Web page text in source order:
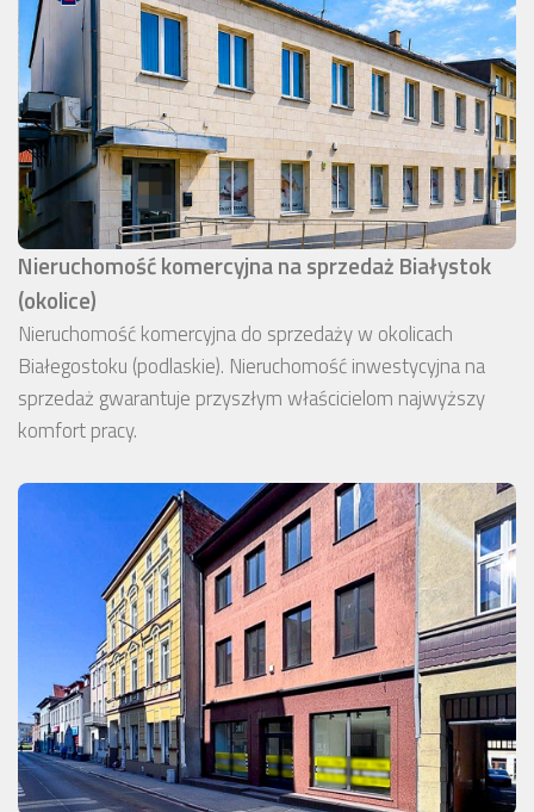
Nieruchomość komercyjna na sprzedaż Białystok
(okolice)
Nieruchomość komercyjna do sprzedaży w okolicach
Białegostoku (podlaskie). Nieruchomość inwestycyjna na
sprzedaż gwarantuje przyszłym właścicielom najwyższy
komfort pracy.